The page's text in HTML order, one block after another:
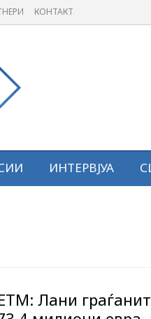
КОНТАКТ
ИНТЕРВЈУА
Лани